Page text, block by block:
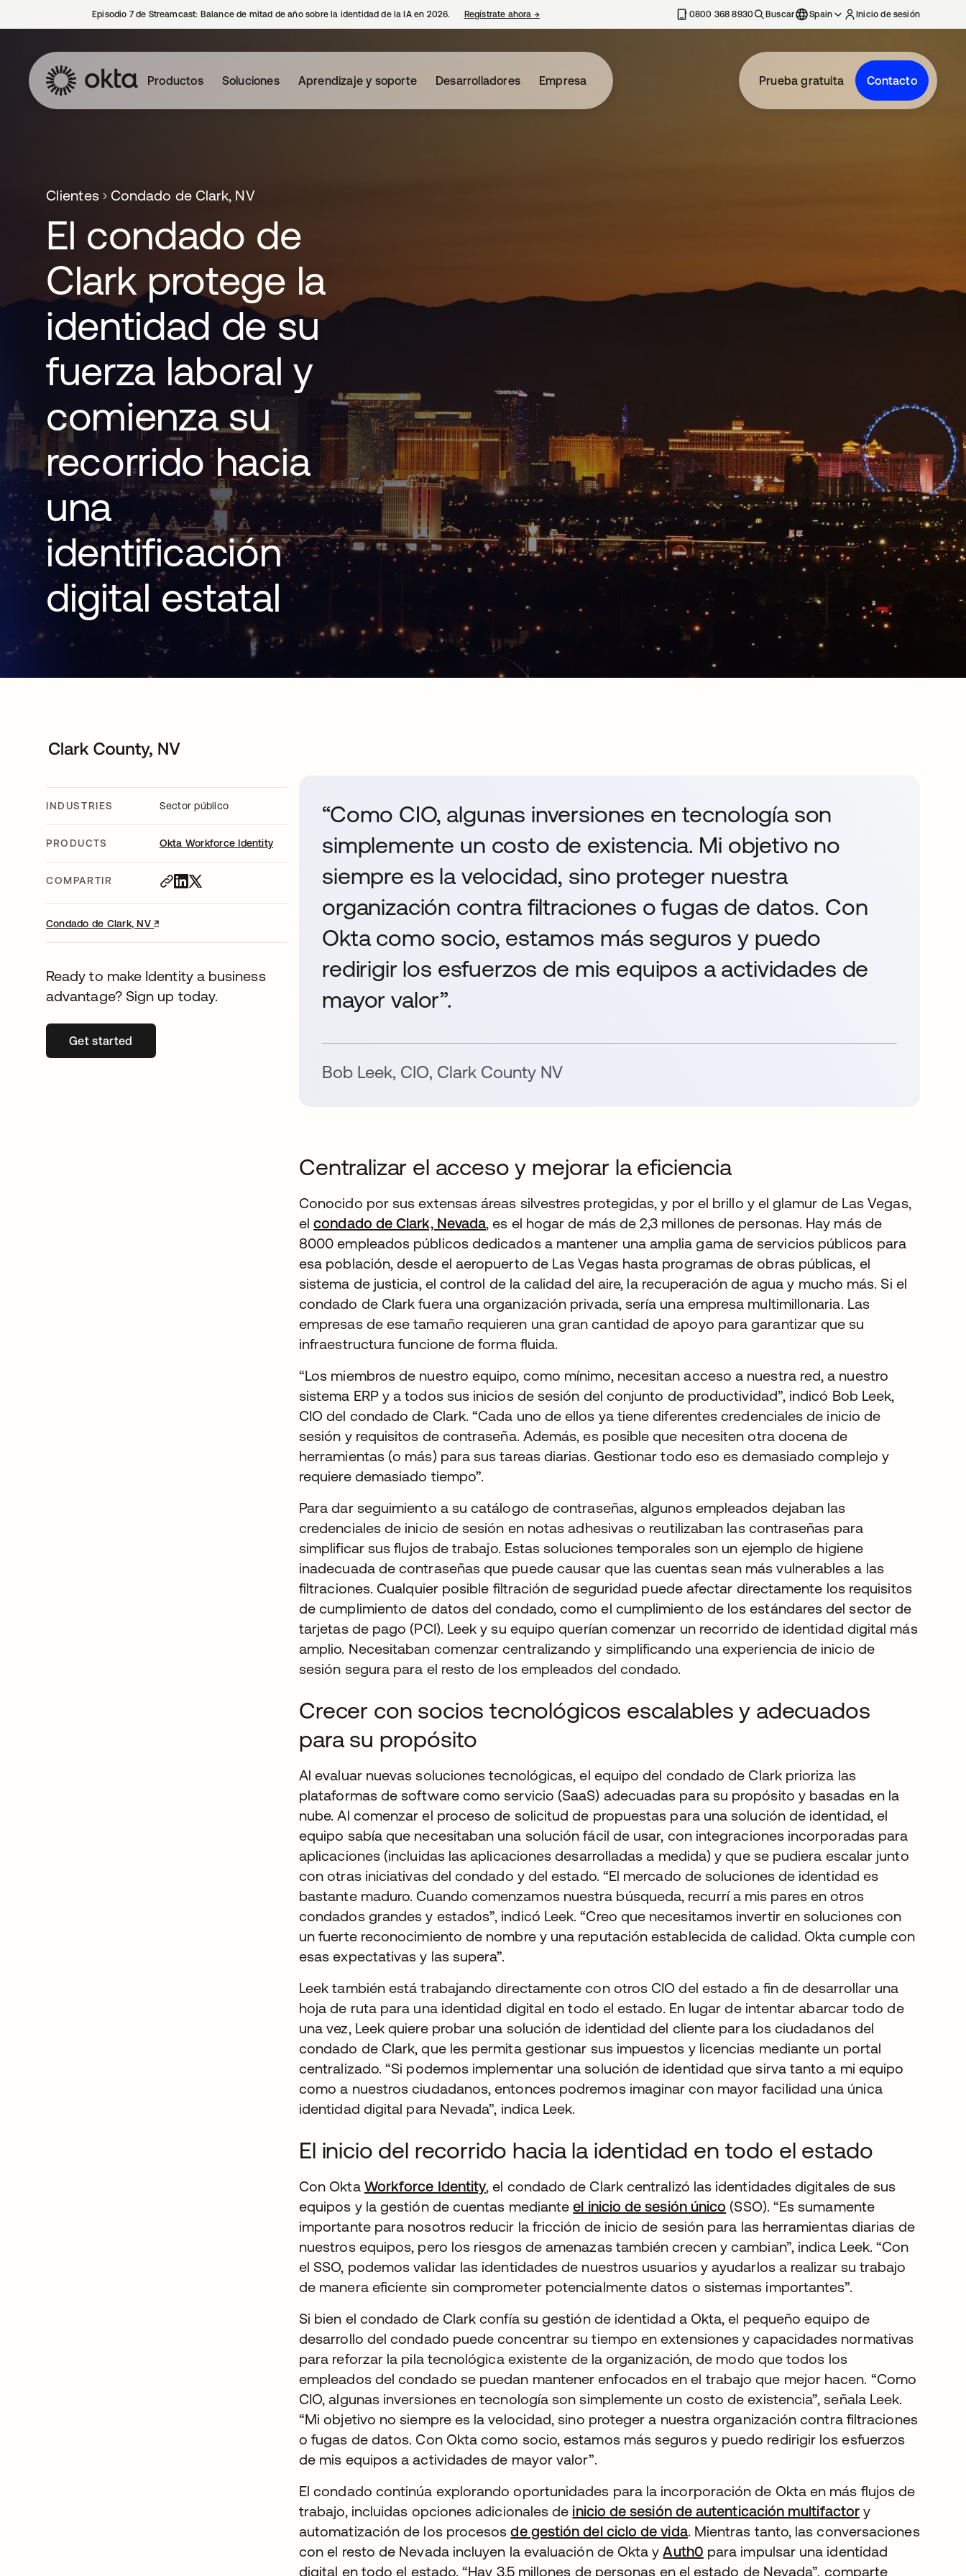
Episodio 7 de Streamcast: Balance de mitad de año sobre la identidad de la IA en 2026. Regístrate ahora →se abre en una pestaña nueva 0800 368 8930 Buscar Spain Inicio de sesión
Productos Soluciones Aprendizaje y soporte Desarrolladores Empresa Prueba gratuita Contacto
Clientes Condado de Clark, NV
El condado de
Clark protege la
identidad de su
fuerza laboral y
comienza su
recorrido hacia
una
identificación
digital estatal
INDUSTRIES Sector público
PRODUCTS Okta Workforce Identity
COMPARTIR
Condado de Clark, NV↗
Ready to make Identity a business
advantage? Sign up today.
Get startedse abre en una pestaña nueva
“Como CIO, algunas inversiones en tecnología son
simplemente un costo de existencia. Mi objetivo no
siempre es la velocidad, sino proteger nuestra
organización contra filtraciones o fugas de datos. Con
Okta como socio, estamos más seguros y puedo
redirigir los esfuerzos de mis equipos a actividades de
mayor valor”.
Bob Leek, CIO, Clark County NV
Centralizar el acceso y mejorar la eficiencia
Conocido por sus extensas áreas silvestres protegidas, y por el brillo y el glamur de Las Vegas,
elcondado de Clark, Nevada, es el hogar de más de 2,3 millones de personas. Hay más de
8000 empleados públicos dedicados a mantener una amplia gama de servicios públicos para
esa población, desde el aeropuerto de Las Vegas hasta programas de obras públicas, el
sistema de justicia, el control de la calidad del aire, la recuperación de agua y mucho más. Si el
condado de Clark fuera una organización privada, sería una empresa multimillonaria. Las
empresas de ese tamaño requieren una gran cantidad de apoyo para garantizar que su
infraestructura funcione de forma fluida.
“Los miembros de nuestro equipo, como mínimo, necesitan acceso a nuestra red, a nuestro
sistema ERP y a todos sus inicios de sesión del conjunto de productividad”, indicó Bob Leek,
CIO del condado de Clark. “Cada uno de ellos ya tiene diferentes credenciales de inicio de
sesión y requisitos de contraseña. Además, es posible que necesiten otra docena de
herramientas (o más) para sus tareas diarias. Gestionar todo eso es demasiado complejo y
requiere demasiado tiempo”.
Para dar seguimiento a su catálogo de contraseñas, algunos empleados dejaban las
credenciales de inicio de sesión en notas adhesivas o reutilizaban las contraseñas para
simplificar sus flujos de trabajo. Estas soluciones temporales son un ejemplo de higiene
inadecuada de contraseñas que puede causar que las cuentas sean más vulnerables a las
filtraciones. Cualquier posible filtración de seguridad puede afectar directamente los requisitos
de cumplimiento de datos del condado, como el cumplimiento de los estándares del sector de
tarjetas de pago (PCI). Leek y su equipo querían comenzar un recorrido de identidad digital más
amplio. Necesitaban comenzar centralizando y simplificando una experiencia de inicio de
sesión segura para el resto de los empleados del condado.
Crecer con socios tecnológicos escalables y adecuados
para su propósito
Al evaluar nuevas soluciones tecnológicas, el equipo del condado de Clark prioriza las
plataformas de software como servicio (SaaS) adecuadas para su propósito y basadas en la
nube. Al comenzar el proceso de solicitud de propuestas para una solución de identidad, el
equipo sabía que necesitaban una solución fácil de usar, con integraciones incorporadas para
aplicaciones (incluidas las aplicaciones desarrolladas a medida) y que se pudiera escalar junto
con otras iniciativas del condado y del estado. “El mercado de soluciones de identidad es
bastante maduro. Cuando comenzamos nuestra búsqueda, recurrí a mis pares en otros
condados grandes y estados”, indicó Leek. “Creo que necesitamos invertir en soluciones con
un fuerte reconocimiento de nombre y una reputación establecida de calidad. Okta cumple con
esas expectativas y las supera”.
Leek también está trabajando directamente con otros CIO del estado a fin de desarrollar una
hoja de ruta para una identidad digital en todo el estado. En lugar de intentar abarcar todo de
una vez, Leek quiere probar una solución de identidad del cliente para los ciudadanos del
condado de Clark, que les permita gestionar sus impuestos y licencias mediante un portal
centralizado. “Si podemos implementar una solución de identidad que sirva tanto a mi equipo
como a nuestros ciudadanos, entonces podremos imaginar con mayor facilidad una única
identidad digital para Nevada”, indica Leek.
El inicio del recorrido hacia la identidad en todo el estado
Con Okta Workforce Identity, el condado de Clark centralizó las identidades digitales de sus
equipos y la gestión de cuentas medianteel inicio de sesión único (SSO). “Es sumamente
importante para nosotros reducir la fricción de inicio de sesión para las herramientas diarias de
nuestros equipos, pero los riesgos de amenazas también crecen y cambian”, indica Leek. “Con
el SSO, podemos validar las identidades de nuestros usuarios y ayudarlos a realizar su trabajo
de manera eficiente sin comprometer potencialmente datos o sistemas importantes”.
Si bien el condado de Clark confía su gestión de identidad a Okta, el pequeño equipo de
desarrollo del condado puede concentrar su tiempo en extensiones y capacidades normativas
para reforzar la pila tecnológica existente de la organización, de modo que todos los
empleados del condado se puedan mantener enfocados en el trabajo que mejor hacen. “Como
CIO, algunas inversiones en tecnología son simplemente un costo de existencia”, señala Leek.
“Mi objetivo no siempre es la velocidad, sino proteger a nuestra organización contra filtraciones
o fugas de datos. Con Okta como socio, estamos más seguros y puedo redirigir los esfuerzos
de mis equipos a actividades de mayor valor”.
El condado continúa explorando oportunidades para la incorporación de Okta en más flujos de
trabajo, incluidas opciones adicionales de inicio de sesión de autenticación multifactor y
automatización de los procesosde gestión del ciclo de vida. Mientras tanto, las conversaciones
con el resto de Nevada incluyen la evaluación de Okta yAuth0 para impulsar una identidad
digital en todo el estado. “Hay 3,5 millones de personas en el estado de Nevada”, comparte